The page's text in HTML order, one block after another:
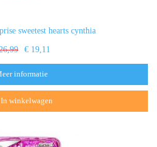
sweetest hearts cynthia
€ 19,11
informatie
In winkelwagen